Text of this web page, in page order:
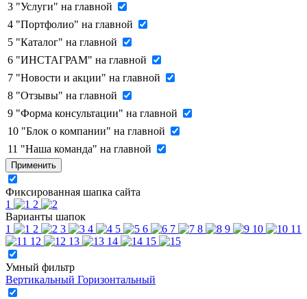
3 "Услуги" на главной
4 "Портфолио" на главной
5 "Каталог" на главной
6 "ИНСТАГРАМ" на главной
7 "Новости и акции" на главной
8 "Отзывы" на главной
9 "Форма консультации" на главной
10 "Блок о компании" на главной
11 "Наша команда" на главной
Применить
Фиксированная шапка сайта
1
2
Варианты шапок
1
2 3 4 5 6 7 8 9 10
11
12
13 14 15
Умный фильтр
Вертикальный Горизонтальный